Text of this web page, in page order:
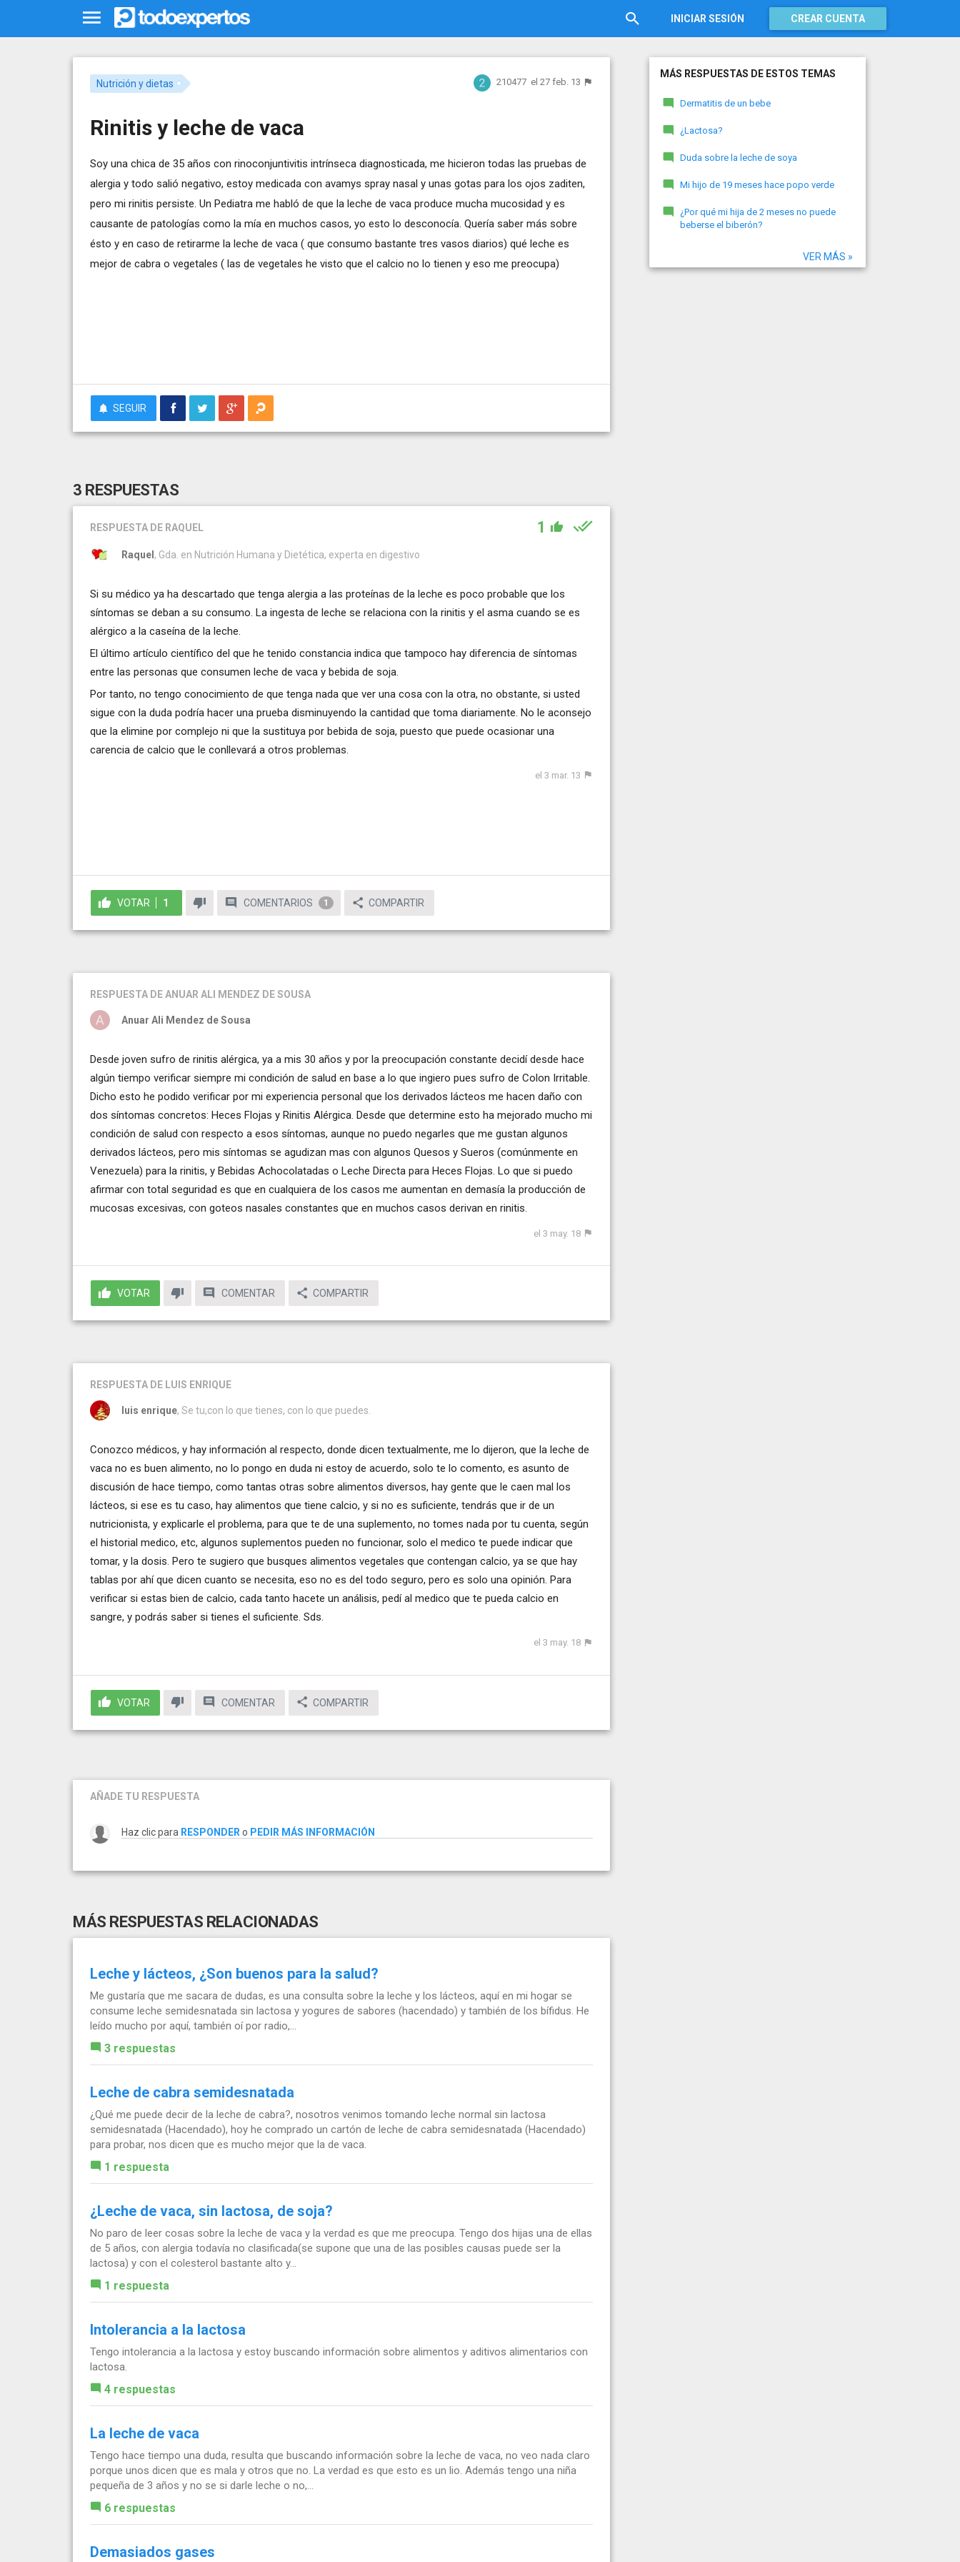
INICIAR SESIÓN CREAR CUENTA
Nutrición y dietas 210477 el 27 feb. 13
Rinitis y leche de vaca
Soy una chica de 35 años con rinoconjuntivitis intrínseca diagnosticada, me hicieron todas las pruebas de
alergia y todo salió negativo, estoy medicada con avamys spray nasal y unas gotas para los ojos zaditen,
pero mi rinitis persiste. Un Pediatra me habló de que la leche de vaca produce mucha mucosidad y es
causante de patologías como la mía en muchos casos, yo esto lo desconocía. Quería saber más sobre
ésto y en caso de retirarme la leche de vaca ( que consumo bastante tres vasos diarios) qué leche es
mejor de cabra o vegetales ( las de vegetales he visto que el calcio no lo tienen y eso me preocupa)
SEGUIR
3 RESPUESTAS
RESPUESTA DE RAQUEL 1
Raquel , Gda. en Nutrición Humana y Dietética, experta en digestivo
Si su médico ya ha descartado que tenga alergia a las proteínas de la leche es poco probable que los
síntomas se deban a su consumo. La ingesta de leche se relaciona con la rinitis y el asma cuando se es
alérgico a la caseína de la leche.
El último artículo científico del que he tenido constancia indica que tampoco hay diferencia de síntomas
entre las personas que consumen leche de vaca y bebida de soja.
Por tanto, no tengo conocimiento de que tenga nada que ver una cosa con la otra, no obstante, si usted
sigue con la duda podría hacer una prueba disminuyendo la cantidad que toma diariamente. No le aconsejo
que la elimine por complejo ni que la sustituya por bebida de soja, puesto que puede ocasionar una
carencia de calcio que le conllevará a otros problemas.
el 3 mar. 13
VOTAR 1 COMENTARIOS 1 COMPARTIR
RESPUESTA DE ANUAR ALI MENDEZ DE SOUSA
Anuar Ali Mendez de Sousa
Desde joven sufro de rinitis alérgica, ya a mis 30 años y por la preocupación constante decidí desde hace
algún tiempo verificar siempre mi condición de salud en base a lo que ingiero pues sufro de Colon Irritable.
Dicho esto he podido verificar por mi experiencia personal que los derivados lácteos me hacen daño con
dos síntomas concretos: Heces Flojas y Rinitis Alérgica. Desde que determine esto ha mejorado mucho mi
condición de salud con respecto a esos síntomas, aunque no puedo negarles que me gustan algunos
derivados lácteos, pero mis síntomas se agudizan mas con algunos Quesos y Sueros (comúnmente en
Venezuela) para la rinitis, y Bebidas Achocolatadas o Leche Directa para Heces Flojas. Lo que si puedo
afirmar con total seguridad es que en cualquiera de los casos me aumentan en demasía la producción de
mucosas excesivas, con goteos nasales constantes que en muchos casos derivan en rinitis.
el 3 may. 18
VOTAR COMENTAR COMPARTIR
RESPUESTA DE LUIS ENRIQUE
luis enrique, Se tu,con lo que tienes, con lo que puedes.
Conozco médicos, y hay información al respecto, donde dicen textualmente, me lo dijeron, que la leche de
vaca no es buen alimento, no lo pongo en duda ni estoy de acuerdo, solo te lo comento, es asunto de
discusión de hace tiempo, como tantas otras sobre alimentos diversos, hay gente que le caen mal los
lácteos, si ese es tu caso, hay alimentos que tiene calcio, y si no es suficiente, tendrás que ir de un
nutricionista, y explicarle el problema, para que te de una suplemento, no tomes nada por tu cuenta, según
el historial medico, etc, algunos suplementos pueden no funcionar, solo el medico te puede indicar que
tomar, y la dosis. Pero te sugiero que busques alimentos vegetales que contengan calcio, ya se que hay
tablas por ahí que dicen cuanto se necesita, eso no es del todo seguro, pero es solo una opinión. Para
verificar si estas bien de calcio, cada tanto hacete un análisis, pedí al medico que te pueda calcio en
sangre, y podrás saber si tienes el suficiente. Sds.
el 3 may. 18
VOTAR COMENTAR COMPARTIR
AÑADE TU RESPUESTA
Haz clic para RESPONDER o PEDIR MÁS INFORMACIÓN
MÁS RESPUESTAS RELACIONADAS
Leche y lácteos, ¿Son buenos para la salud?
Me gustaría que me sacara de dudas, es una consulta sobre la leche y los lácteos, aquí en mi hogar se
consume leche semidesnatada sin lactosa y yogures de sabores (hacendado) y también de los bífidus. He
leído mucho por aquí, también oí por radio,...
3 respuestas
Leche de cabra semidesnatada
¿Qué me puede decir de la leche de cabra?, nosotros venimos tomando leche normal sin lactosa
semidesnatada (Hacendado), hoy he comprado un cartón de leche de cabra semidesnatada (Hacendado)
para probar, nos dicen que es mucho mejor que la de vaca.
1 respuesta
¿Leche de vaca, sin lactosa, de soja?
No paro de leer cosas sobre la leche de vaca y la verdad es que me preocupa. Tengo dos hijas una de ellas
de 5 años, con alergia todavía no clasificada(se supone que una de las posibles causas puede ser la
lactosa) y con el colesterol bastante alto y...
1 respuesta
Intolerancia a la lactosa
Tengo intolerancia a la lactosa y estoy buscando información sobre alimentos y aditivos alimentarios con
lactosa.
4 respuestas
La leche de vaca
Tengo hace tiempo una duda, resulta que buscando información sobre la leche de vaca, no veo nada claro
porque unos dicen que es mala y otros que no. La verdad es que esto es un lio. Además tengo una niña
pequeña de 3 años y no se si darle leche o no,...
6 respuestas
Demasiados gases
MÁS RESPUESTAS DE ESTOS TEMAS
Dermatitis de un bebe
¿Lactosa?
Duda sobre la leche de soya
Mi hijo de 19 meses hace popo verde
¿Por qué mi hija de 2 meses no puede
beberse el biberón?
VER MÁS »